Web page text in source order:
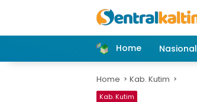
Home
Nasional
Home Kab. Kutim
Kab. Kutim